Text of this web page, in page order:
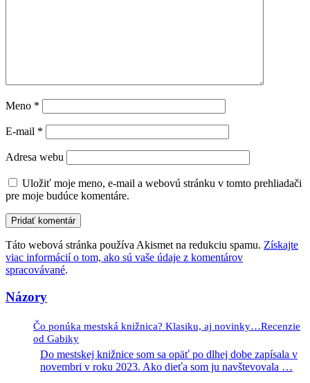
Meno *
E-mail *
Adresa webu
Uložiť moje meno, e-mail a webovú stránku v tomto prehliadači
pre moje budúce komentáre.
Táto webová stránka používa Akismet na redukciu spamu. Získajte
viac informácií o tom, ako sú vaše údaje z komentárov
spracovávané.
Názory
Čo ponúka mestská knižnica? Klasiku, aj novinky…Recenzie
od Gabiky
Do mestskej knižnice som sa opäť po dlhej dobe zapísala v
novembri v roku 2023. Ako dieťa som ju navštevovala …